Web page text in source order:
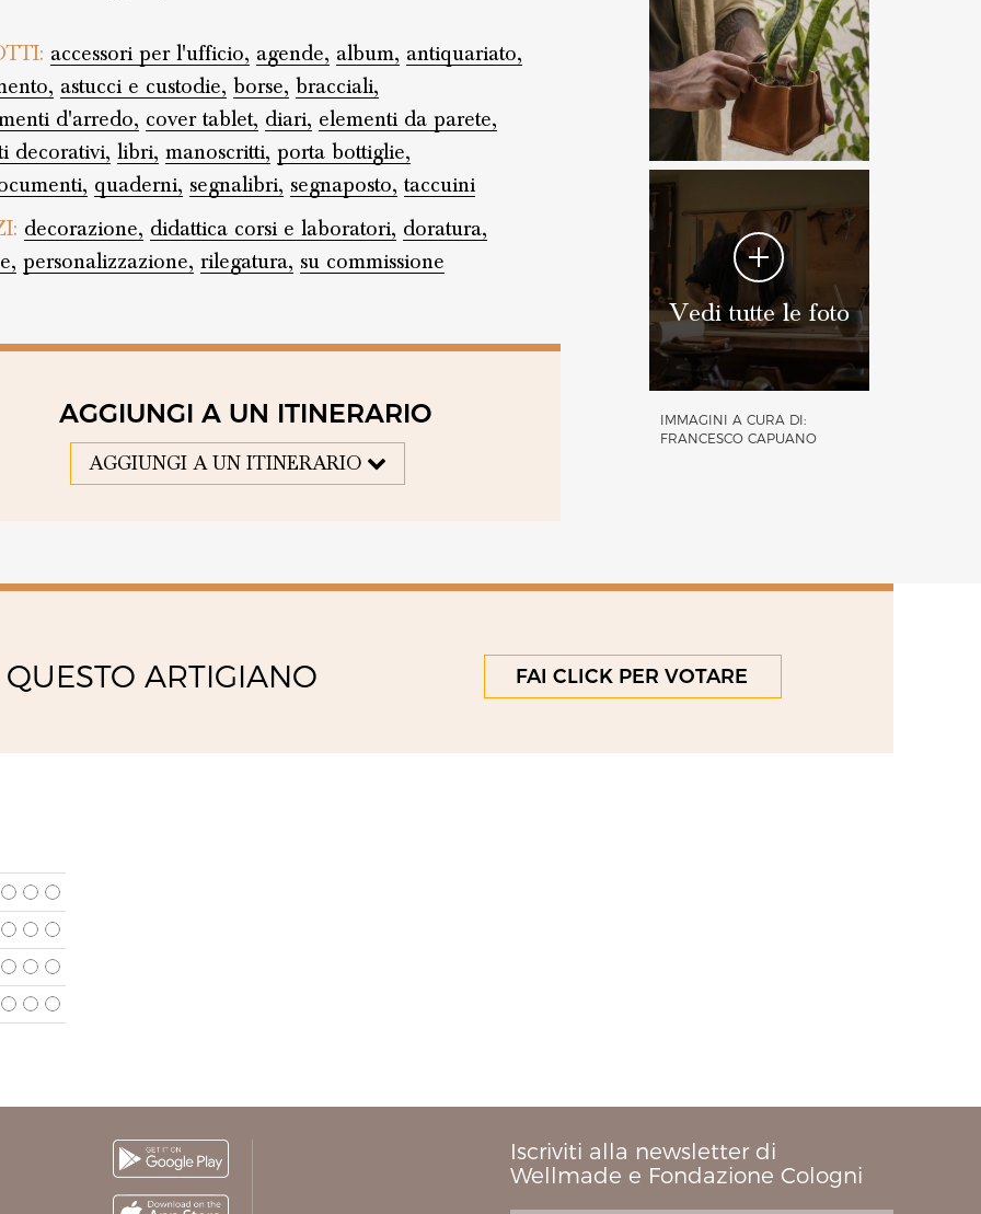
accessori per l'ufficio, agende, album, antiquariato,
astucci e custodie, borse, bracciali,
d'arredo, cover tablet, diari, elementi da parete,
decorativi, libri, manoscritti, porta bottiglie,
quaderni, segnalibri, segnaposto, taccuini
decorazione, didattica corsi e laboratori, doratura,
personalizzazione, rilegatura, su commissione
AGGIUNGI A UN ITINERARIO
AGGIUNGI A UN ITINERARIO
Vedi tutte le foto
IMMAGINI A CURA DI:
FRANCESCO CAPUANO
ARTIGIANO FAI CLICK PER VOTARE
Iscriviti alla newsletter di
Wellmade e Fondazione Cologni